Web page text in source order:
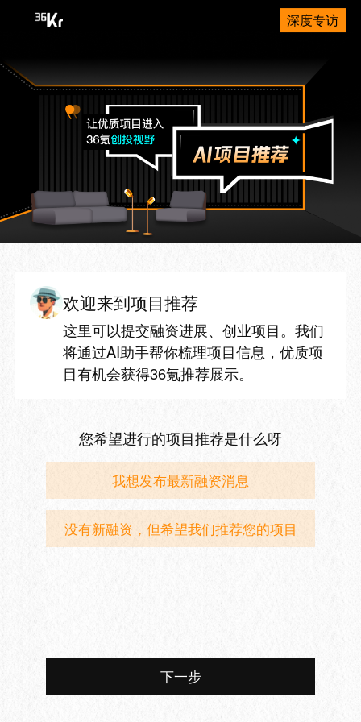
深度专访
欢迎来到项目推荐
这里可以提交融资进展、创业项目。我们
将通过AI助手帮你梳理项目信息，优质项
目有机会获得36氪推荐展示。
您希望进行的项目推荐是什么呀
我想发布最新融资消息
没有新融资，但希望我们推荐您的项目
下一步